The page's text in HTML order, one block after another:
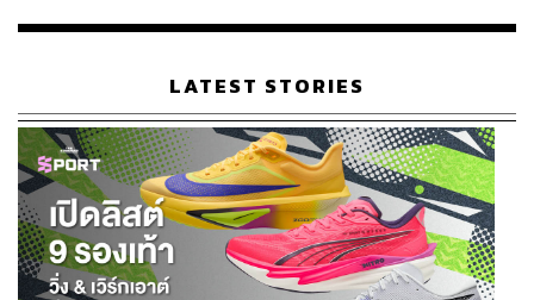
เรือนไทยที่ถูกซุกไว้
LATEST STORIES